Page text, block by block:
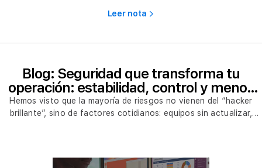
Leer nota
Blog: Seguridad que transforma tu
operación: estabilidad, control y menos
riesgos en tu empresa
Hemos visto que la mayoría de riesgos no vienen del “hacker
brillante”, sino de factores cotidianos: equipos sin actualizar,